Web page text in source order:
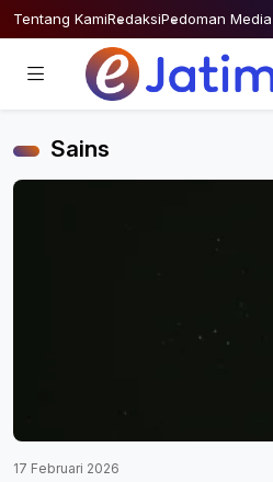
Skip
to
Tentang KamiRedaksiPedoman
Sains
17 Februari 2026